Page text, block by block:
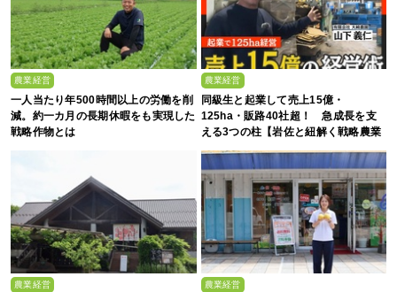
農業経営
一人当たり年500時間以上の労働を削
減。約一カ月の長期休暇をも実現した
戦略作物とは
農業経営
同級生と起業して売上15億・
125ha・販路40社超！ 急成長を支
える3つの柱【岩佐と紐解く戦略農業
農業経営 農業経営